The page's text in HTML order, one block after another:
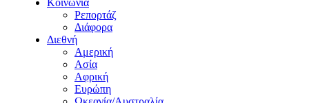
Κοινωνία
Ρεπορτάζ
Διάφορα
Διεθνή
Αμερική
Ασία
Αφρική
Ευρώπη